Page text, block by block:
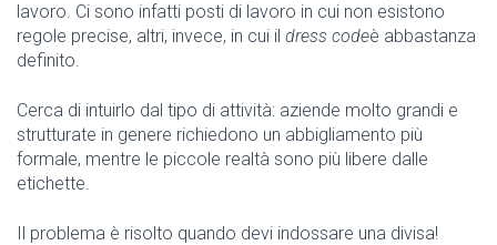
lavoro. Ci sono infatti posti di lavoro in cui non esistono
regole precise, altri, invece, in cui il dress codeè abbastanza
definito.
Cerca di intuirlo dal tipo di attività: aziende molto grandi e
strutturate in genere richiedono un abbigliamento più
formale, mentre le piccole realtà sono più libere dalle
etichette.
Il problema è risolto quando devi indossare una divisa!